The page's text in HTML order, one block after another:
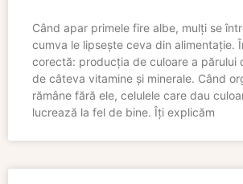
Când apar primele fire albe, mulți se
cumva le lipsește ceva din alimentație.
corectă: producția de culoare a părului
de câteva vitamine și minerale. Când
rămâne fără ele, celulele care dau
lucrează la fel de bine. Îți explicăm